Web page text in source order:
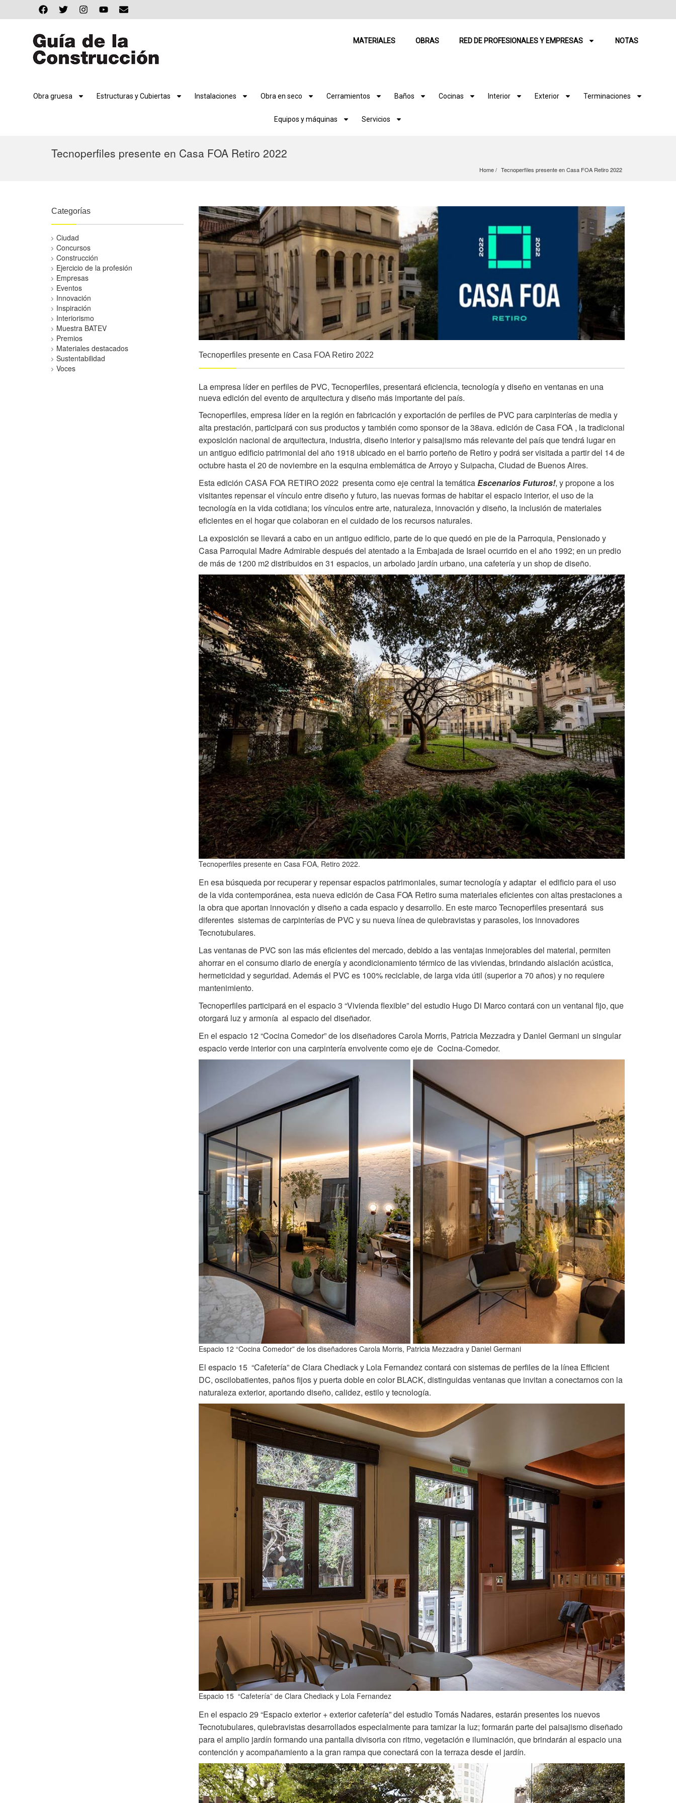
MATERIALES OBRAS RED DE PROFESIONALES Y EMPRESAS NOTAS
Obra gruesa Estructuras y Cubiertas Instalaciones Obra en seco Cerramientos Baños Cocinas Interior Exterior Terminaciones
Equipos y máquinas Servicios
Tecnoperfiles presente en Casa FOA Retiro 2022
Home Tecnoperfiles presente en Casa FOA Retiro 2022
Categorías
Ciudad
Concursos
Construcción
Ejercicio de la profesión
Empresas
Eventos
Innovación
Inspiración
Interiorismo
Muestra BATEV
Premios
Materiales destacados
Sustentabilidad
Voces
Tecnoperfiles presente en Casa FOA Retiro 2022
La empresa líder en perfiles de PVC, Tecnoperfiles, presentará eficiencia, tecnología y diseño en ventanas en una
nueva edición del evento de arquitectura y diseño más importante del país.
Tecnoperfiles, empresa líder en la región en fabricación y exportación de perfiles de PVC para carpinterías de media y
alta prestación, participará con sus productos y también como sponsor de la 38ava. edición de Casa FOA , la tradicional
exposición nacional de arquitectura, industria, diseño interior y paisajismo más relevante del país que tendrá lugar en
un antiguo edificio patrimonial del año 1918 ubicado en el barrio porteño de Retiro y podrá ser visitada a partir del 14 de
octubre hasta el 20 de noviembre en la esquina emblemática de Arroyo y Suipacha, Ciudad de Buenos Aires.
Esta edición CASA FOA RETIRO 2022 presenta como eje central la temáticaEscenarios Futuros!, y propone a los
visitantes repensar el vínculo entre diseño y futuro, las nuevas formas de habitar el espacio interior, el uso de la
tecnología en la vida cotidiana; los vínculos entre arte, naturaleza, innovación y diseño, la inclusión de materiales
eficientes en el hogar que colaboran en el cuidado de los recursos naturales.
La exposición se llevará a cabo en un antiguo edificio, parte de lo que quedó en pie de la Parroquia, Pensionado y
Casa Parroquial Madre Admirable después del atentado a la Embajada de Israel ocurrido en el año 1992; en un predio
de más de 1200 m2 distribuidos en 31 espacios, un arbolado jardín urbano, una cafetería y un shop de diseño.
Tecnoperfiles presente en Casa FOA, Retiro 2022.
En esa búsqueda por recuperar y repensar espacios patrimoniales, sumar tecnología y adaptar el edificio para el uso
de la vida contemporánea, esta nueva edición de Casa FOA Retiro suma materiales eficientes con altas prestaciones a
la obra que aportan innovación y diseño a cada espacio y desarrollo. En este marcoTecnoperfilespresentará sus
diferentes sistemas de carpinterías de PVC y su nueva línea de quiebravistas y parasoles, los innovadores
Tecnotubulares.
Las ventanas de PVC son las más eficientes del mercado, debido a las ventajas inmejorables del material, permiten
ahorrar en el consumo diario de energía y acondicionamiento térmico de las viviendas, brindando aislación acústica,
hermeticidad y seguridad. Además el PVC es 100% reciclable, de larga vida útil (superior a 70 años) y no requiere
mantenimiento.
Tecnoperfilesparticipará en el espacio 3 “Vivienda flexible” del estudio Hugo Di Marco contará con un ventanal fijo, que
otorgará luz y armonía al espacio del diseñador.
En el espacio 12 “Cocina Comedor” de los diseñadores Carola Morris, Patricia Mezzadra y Daniel Germani un singular
espacio verde interior con una carpintería envolvente como eje de Cocina-Comedor.
Espacio 12 “Cocina Comedor” de los diseñadores Carola Morris, Patricia Mezzadra y Daniel Germani
El espacio 15 “Cafetería” de Clara Chediack y Lola Fernandez contará con sistemas de perfiles de la línea Efficient
DC, oscilobatientes, paños fijos y puerta doble en color BLACK, distinguidas ventanas que invitan a conectarnos con la
naturaleza exterior, aportando diseño, calidez, estilo y tecnología.
Espacio 15 “Cafetería” de Clara Chediack y Lola Fernandez
En el espacio 29 “Espacio exterior + exterior cafetería” del estudio Tomás Nadares, estarán presentes los nuevos
Tecnotubulares, quiebravistas desarrollados especialmente para tamizar la luz; formarán parte del paisajismo diseñado
para el amplio jardín formando una pantalla divisoria con ritmo, vegetación e iluminación, que brindarán al espacio una
contención y acompañamiento a la gran rampa que conectará con la terraza desde el jardín.